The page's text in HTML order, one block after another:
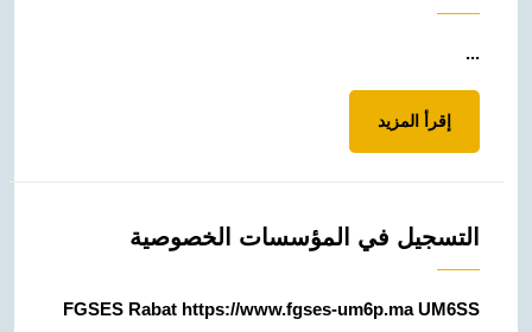
...
إقرأ المزيد
المزيد
التسجيل في المؤسسات الخصوصية
FGSES Rabat https://www.fgses-um6p.ma UM6SS